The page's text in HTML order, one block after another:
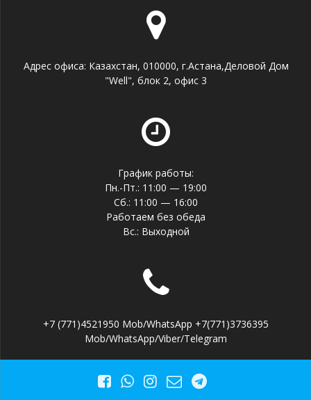
Адрес офиса: Казахстан, 010000, г.Астана,Деловой Дом
"Well", блок 2, офис 3
График работы:
Пн.-Пт.: 11:00 — 19:00
Сб.: 11:00 — 16:00
Работаем без обеда
Вс.: Выходной
+7 (771)4521950 Mob/WhatsApp +7(771)3736395
Mob/WhatsApp/Viber/Telegram